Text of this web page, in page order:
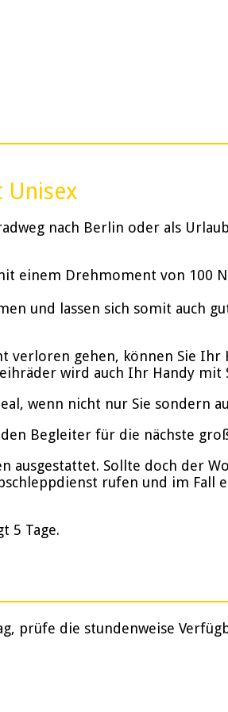
Unisex
nach Berlin oder als
einem Drehmoment von 100
und lassen sich somit auch
verloren gehen, können Sie
wird auch Ihr Handy
wenn nicht nur Sie sondern
Begleiter für die nächste
ausgestattet. Sollte doch der
rufen und im
5 Tage.
prüfe die stundenweise